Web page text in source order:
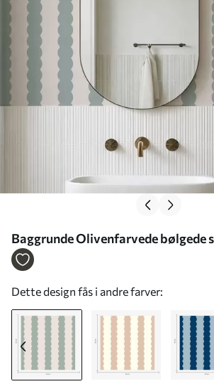
Baggrunde Olivenfarvede bølgede
minimalistisk stil Nr. a01182v1
Dette design fås i andre farver: